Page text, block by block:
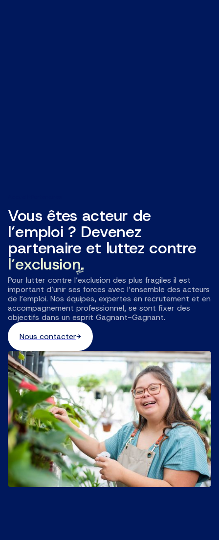
Vous êtes acteur de
l’emploi ? Devenez
partenaire et luttez contre
l’exclusion.
Pour lutter contre l’exclusion des plus fragiles il est
important d’unir ses forces avec l’ensemble des acteurs
de l’emploi. Nos équipes, expertes en recrutement et en
accompagnement professionnel, se sont fixer des
objectifs dans un esprit Gagnant-Gagnant.
Nous contacter